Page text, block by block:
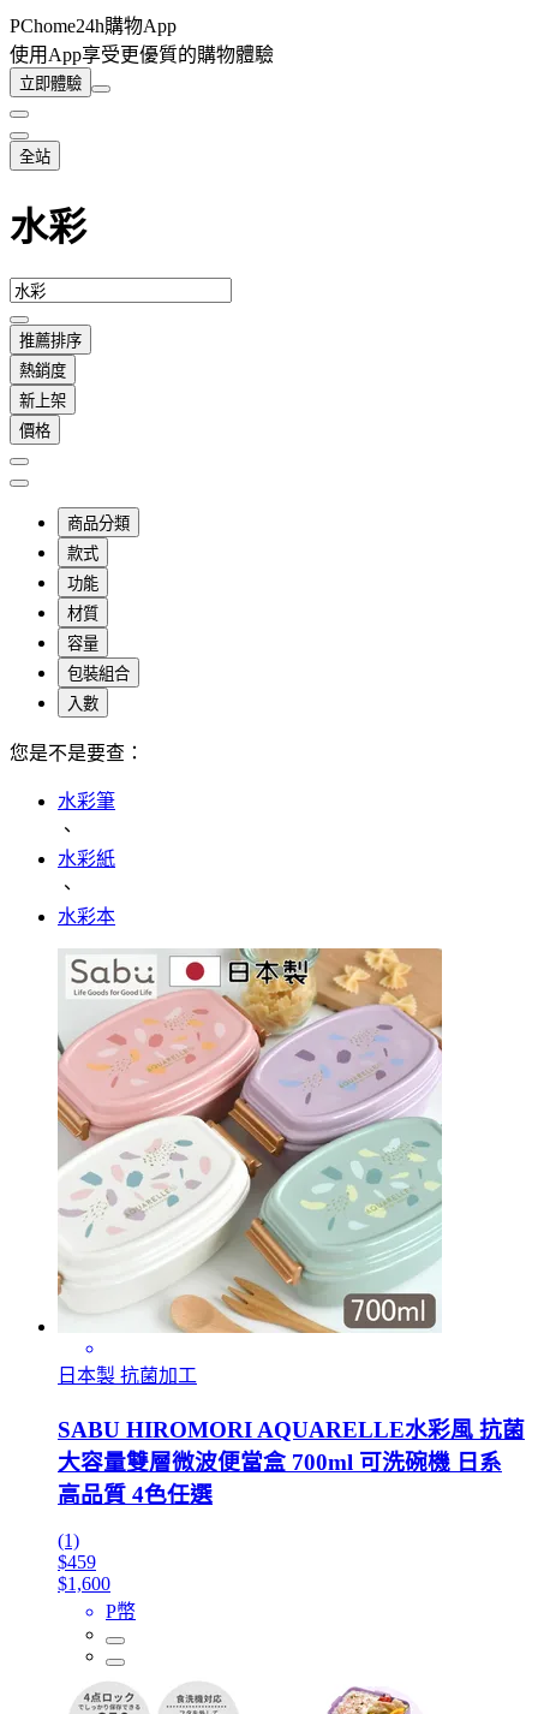
PChome24h購物App
使用App享受更優質的購物體驗
立即體驗
全站
水彩
推薦排序
熱銷度
新上架
價格
商品分類
款式
功能
材質
容量
包裝組合
入數
您是不是要查：
水彩筆
、
水彩紙
、
水彩本
日本製 抗菌加工
SABU HIROMORI AQUARELLE水彩風 抗菌
大容量雙層微波便當盒 700ml 可洗碗機 日系
高品質 4色任選
(1)
$459
$1,600
P幣